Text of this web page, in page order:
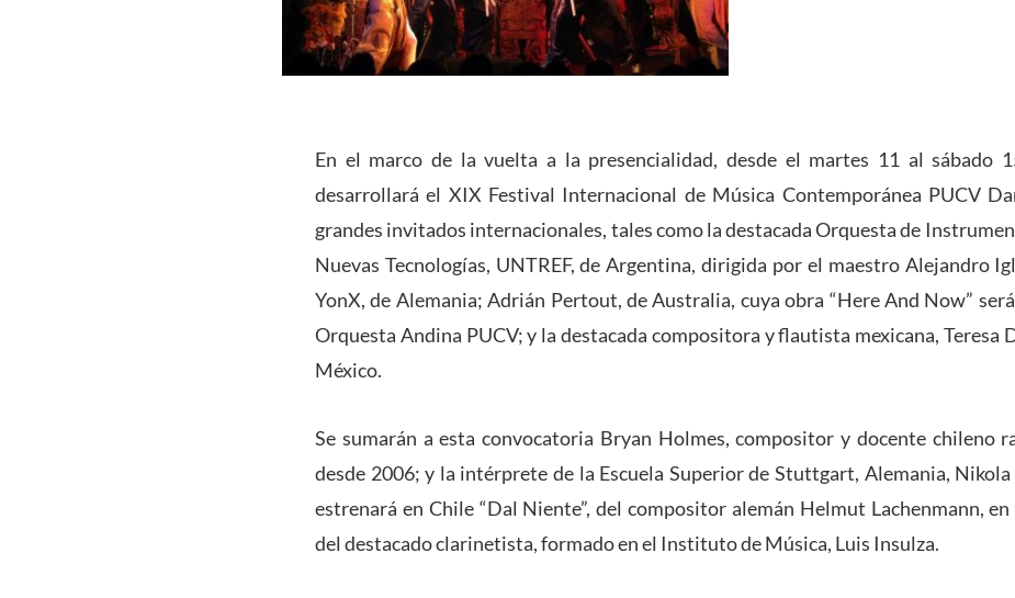
En el marco de la vuelta a la presencialidad, desde el martes 11 al sábado
desarrollará el XIX Festival Internacional de Música Contemporánea PUCV
grandes invitados internacionales, tales como la destacada Orquesta de
Nuevas Tecnologías, UNTREF, de Argentina, dirigida por el maestro Alejandro
YonX, de Alemania; Adrián Pertout, de Australia, cuya obra “Here And Now”
Orquesta Andina PUCV; y la destacada compositora y flautista mexicana, Teresa
México.
Se sumarán a esta convocatoria Bryan Holmes, compositor y docente chileno
desde 2006; y la intérprete de la Escuela Superior de Stuttgart, Alemania, Nikola
estrenará en Chile “Dal Niente”, del compositor alemán Helmut Lachenmann,
del destacado clarinetista, formado en el Instituto de Música, Luis Insulza.